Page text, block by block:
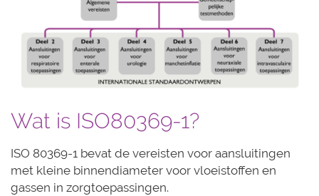
Wat is ISO80369-1?
ISO 80369-1 bevat de vereisten voor aansluitingen
met kleine binnendiameter voor vloeistoffen en
gassen in zorgtoepassingen.